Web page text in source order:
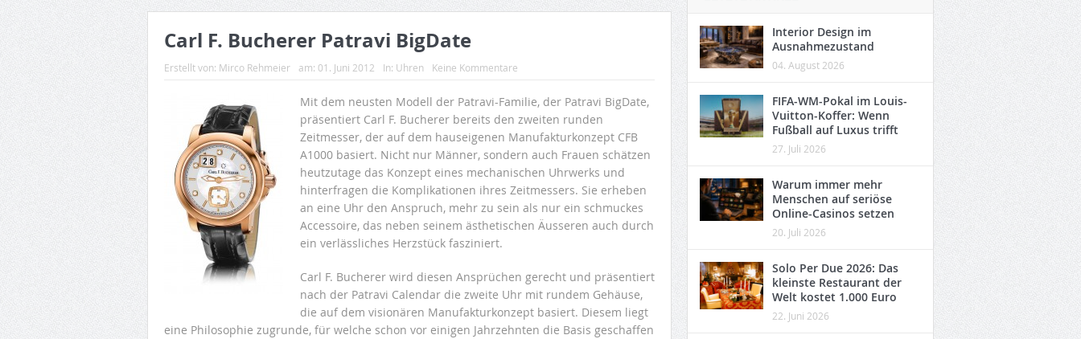
Carl F. Bucherer Patravi BigDate
Erstellt von: Mirco Rehmeier am: 01. Juni 2012 In: Uhren Keine Kommentare
Mit dem neusten Modell der Patravi-Familie, der Patravi BigDate,
präsentiert Carl F. Bucherer bereits den zweiten runden
Zeitmesser, der auf dem hauseigenen Manufakturkonzept CFB
A1000 basiert. Nicht nur Männer, sondern auch Frauen schätzen
heutzutage das Konzept eines mechanischen Uhrwerks und
hinterfragen die Komplikationen ihres Zeitmessers. Sie erheben
an eine Uhr den Anspruch, mehr zu sein als nur ein schmuckes
Accessoire, das neben seinem ästhetischen Äusseren auch durch
ein verlässliches Herzstück fasziniert.
Carl F. Bucherer wird diesen Ansprüchen gerecht und präsentiert
nach der Patravi Calendar die zweite Uhr mit rundem Gehäuse,
die auf dem visionären Manufakturkonzept basiert. Diesem liegt
eine Philosophie zugrunde, für welche schon vor einigen Jahrzehnten die Basis geschaffen
Interior Design im
Ausnahmezustand
04. August 2026
FIFA-WM-Pokal im Louis-
Vuitton-Koffer: Wenn
Fußball auf Luxus trifft
27. Juli 2026
Warum immer mehr
Menschen auf seriöse
Online-Casinos setzen
20. Juli 2026
Solo Per Due 2026: Das
kleinste Restaurant der
Welt kostet 1.000 Euro
22. Juni 2026